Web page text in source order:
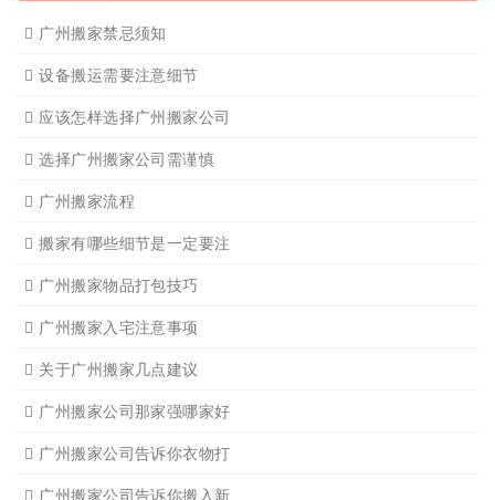
广州长途货运
广州家具拆装
广州写字楼搬
广州长途货运7
广州公司搬迁
广州单位搬家2
广州学生搬家2
搬家必读
广州搬家禁忌须知